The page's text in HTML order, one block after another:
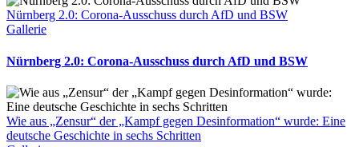
Nürnberg 2.0: Corona-Ausschuss durch AfD und BSW
Gallerie
Nürnberg 2.0: Corona-Ausschuss durch AfD und BSW
Wie aus „Zensur“ der „Kampf gegen Desinformation“ wurde: Eine
deutsche Geschichte in sechs Schritten